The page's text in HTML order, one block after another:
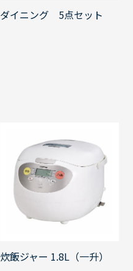
ダイニング 5点セット
炊飯ジャー 1.8L（一升）